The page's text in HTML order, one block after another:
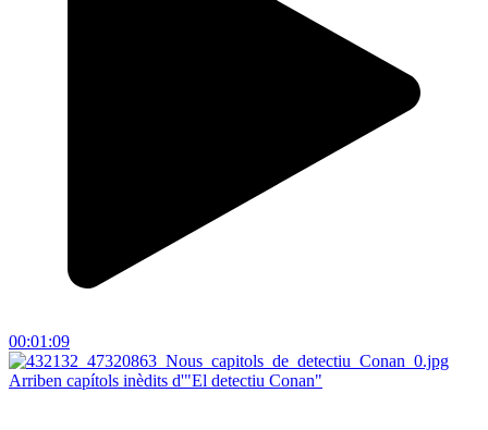
00:01:09
Arriben capítols inèdits d'"El detectiu Conan"